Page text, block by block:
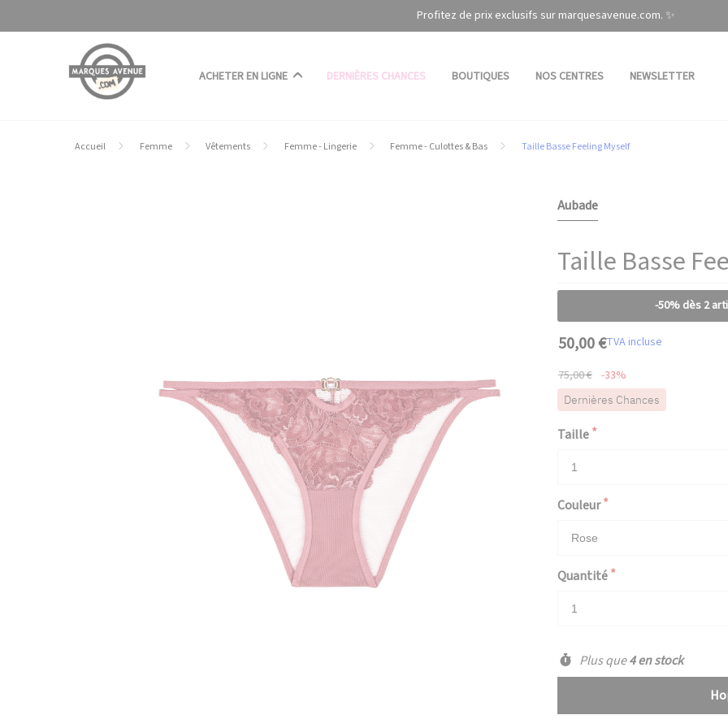
Profitez de prix exclusifs sur marquesavenue.com. ✨
ACHETER EN LIGNE DERNIÈRES CHANCES BOUTIQUES NOS CENTRES NEWSLETTER
Accueil Femme Vêtements Femme - Lingerie Femme - Culottes & Bas Taille Basse Feeling Myself
Aubade
Taille Basse
-50% dès 2
50,00 €TVA incluse
75,00 € -33%
Dernières Chances
Taille
Couleur
Quantité
Plus que4 en stock